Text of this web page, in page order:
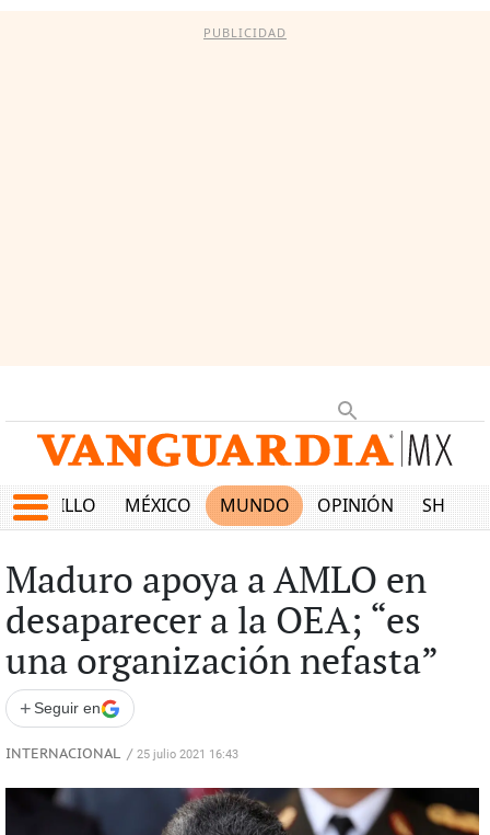
PUBLICIDAD
SALTILLO MÉXICO MUNDO OPINIÓN SHOW
Maduro apoya a AMLO en
desaparecer a la OEA; “es
una organización nefasta”
+ Seguir en
INTERNACIONAL / 25 julio 2021 16:43